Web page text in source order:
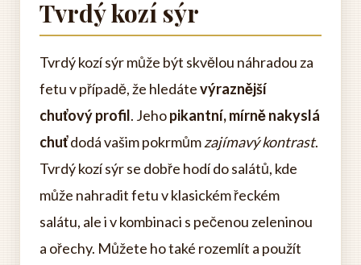
Tvrdý kozí sýr
Tvrdý kozí sýr může být skvělou náhradou za
fetu v případě, že hledátevýraznější
chuťový profil. Jehopikantní, mírně nakyslá
chuťdodá vašim pokrmůmzajímavý kontrast.
Tvrdý kozí sýr se dobře hodí do salátů, kde
může nahradit fetu v klasickém řeckém
salátu, ale i v kombinaci s pečenou zeleninou
a ořechy. Můžete ho také rozemlít a použít